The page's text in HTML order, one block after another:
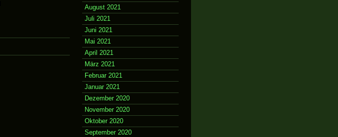
August 2021
Juli 2021
Juni 2021
Mai 2021
April 2021
März 2021
Februar 2021
Januar 2021
Dezember 2020
November 2020
Oktober 2020
September 2020